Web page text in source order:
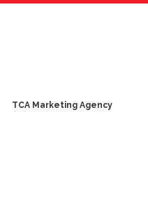
TCA Marketing Agency